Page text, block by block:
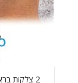
2 צלקות בראש מניתוח של השתלת שיער אחת – בטורקיה!